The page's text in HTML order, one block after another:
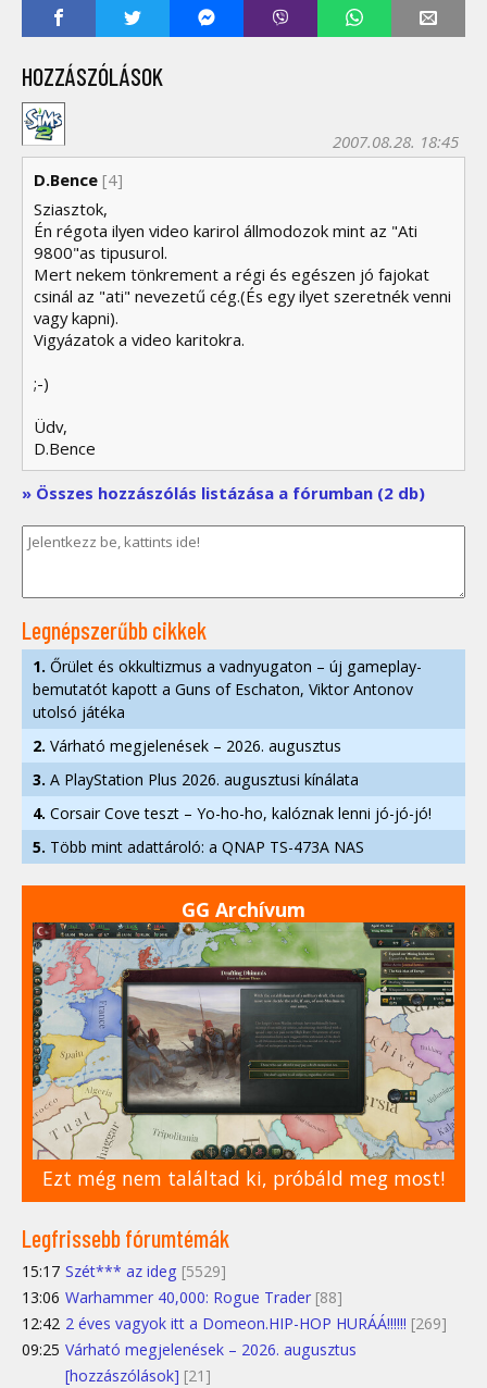
HOZZÁSZÓLÁSOK
D.Bence
2007.08.28. 18:45
[4]
Sziasztok,
Én régota ilyen video karirol állmodozok mint az "Ati
9800"as tipusurol.
Mert nekem tönkrement a régi és egészen jó fajokat
csinál az "ati" nevezetű cég.(És egy ilyet szeretnék venni
vagy kapni).
Vigyázatok a video karitokra.
;-)
Üdv,
D.Bence
» Összes hozzászólás listázása a fórumban (2 db)
Legnépszerűbb cikkek
1. Őrület és okkultizmus a vadnyugaton – új gameplay-
bemutatót kapott a Guns of Eschaton, Viktor Antonov
utolsó játéka
2. Várható megjelenések – 2026. augusztus
3. A PlayStation Plus 2026. augusztusi kínálata
4. Corsair Cove teszt – Yo-ho-ho, kalóznak lenni jó-jó-jó!
5. Több mint adattároló: a QNAP TS-473A NAS
GG Archívum
Ezt még nem találtad ki, próbáld meg most!
Legfrissebb fórumtémák
15:17 Szét*** az ideg [5529]
13:06 Warhammer 40,000: Rogue Trader [88]
12:42 2 éves vagyok itt a Domeon.HIP-HOP HURÁÁ!!!!!! [269]
09:25 Várható megjelenések – 2026. augusztus
[hozzászólások] [21]